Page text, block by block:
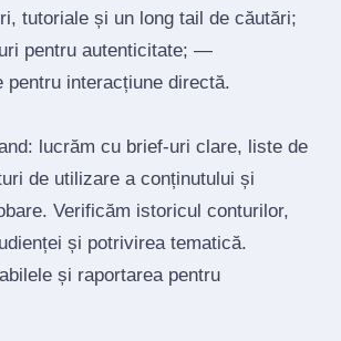
tutoriale și un long tail de căutări;
pentru autenticitate; —
pentru interacțiune directă.
lucrăm cu brief‑uri clare, liste de
de utilizare a conținutului și
Verificăm istoricul conturilor,
și potrivirea tematică.
și raportarea pentru